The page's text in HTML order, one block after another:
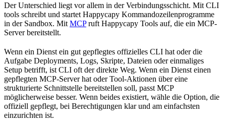
Der Unterschied liegt vor allem in der Verbindungsschicht. Mit CLI
tools schreibt und startet Happycapy Kommandozeilenprogramme
in der Sandbox. Mit MCPruft Happycapy Tools auf, die ein MCP-
Server bereitstellt.
Wenn ein Dienst ein gut gepflegtes offizielles CLI hat oder die
Aufgabe Deployments, Logs, Skripte, Dateien oder einmaliges
Setup betrifft, ist CLI oft der direkte Weg. Wenn ein Dienst einen
gepflegten MCP-Server hat oder Tool-Aktionen über eine
strukturierte Schnittstelle bereitstellen soll, passt MCP
möglicherweise besser. Wenn beides existiert, wähle die Option, die
offiziell gepflegt, bei Berechtigungen klar und am einfachsten
einzurichten ist.